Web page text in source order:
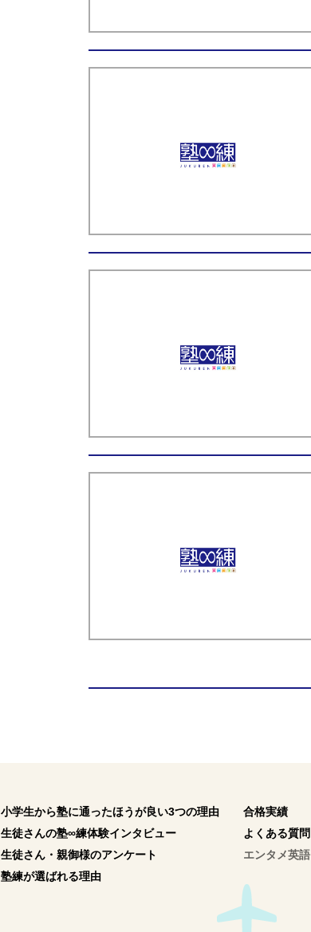
小学生から塾に通ったほうが良い3つの理由
生徒さんの塾∞練体験インタビュー
生徒さん・親御様のアンケート
塾練が選ばれる理由
合格実績
よくある質問
エンタメ英語